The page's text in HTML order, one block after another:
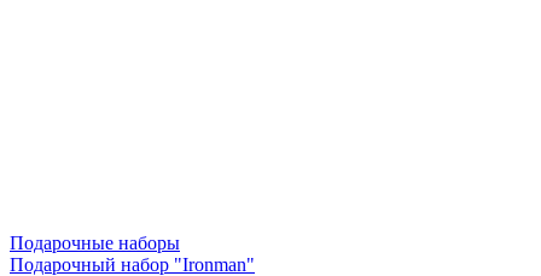
Подарочные наборы
Подарочный набор "Ironman"